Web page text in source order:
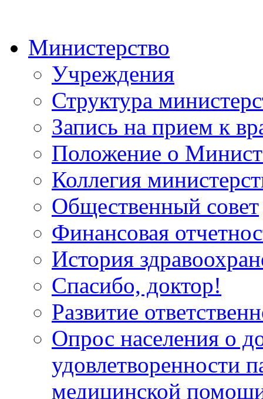
Министерство
Учреждения
Структура
Запись на прием к
Положение о
Коллегия
Общественный совет
Финансовая
История
Спасибо, доктор!
Развитие
Опрос населения о
удовлетворенности
медицинской